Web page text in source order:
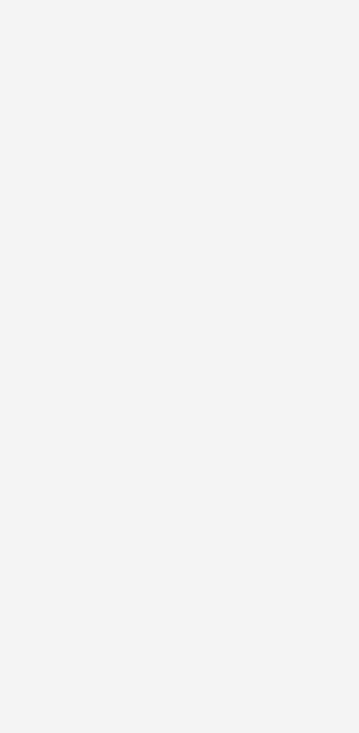
der Hersteller sagt: Uff, bei unserem Service
GE von der Vollwartung verabschiedet,
lukrativ war. Ist es schwer, im Service
weil Sie eine bestimmte Flottengröße
funktionieren kann. Das ist für uns
gewesen. Wir bieten heute auch für
an. Auf der technischen Seite bieten
aber vom Kunden honoriert werden muss.
hat als das Herstellerunternehmen.
Hie-
von GE oder anderen Herstellern.
die Kosten da höher sind. Wenn wir
Geld mehr verdienen, dann macht der
Beispielsweise können die Hersteller
durch Volumen günstiger